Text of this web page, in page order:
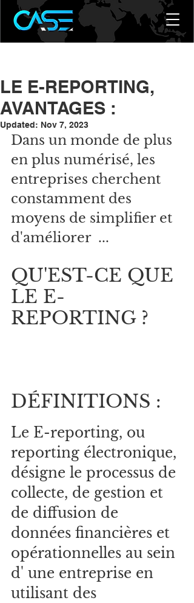
LE E-REPORTING,
AVANTAGES :
Updated: Nov 7, 2023
Dans un monde de plus
en plus numérisé, les
entreprises cherchent
constamment des
moyens de simplifier et
d'améliorer  ...
QU'EST-CE QUE
LE E-
REPORTING ?
DÉFINITIONS :
Le E-reporting, ou
reporting électronique,
désigne le processus de
collecte, de gestion et
de diffusion de
données financières et
opérationnelles au sein
d' une entreprise en
utilisant des